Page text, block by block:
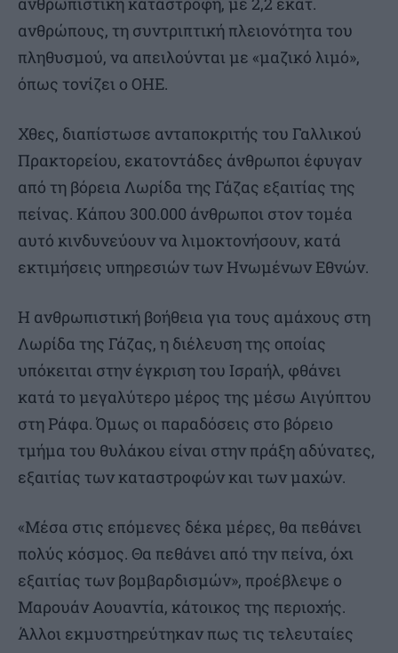
ανθρώπους, τη συντριπτική πλειονότητα του
πληθυσμού, να απειλούνται με «μαζικό λιμό»,
όπως τονίζει ο ΟΗΕ.
Χθες, διαπίστωσε ανταποκριτής του Γαλλικού
Πρακτορείου, εκατοντάδες άνθρωποι έφυγαν
από τη βόρεια Λωρίδα της Γάζας εξαιτίας της
πείνας. Κάπου 300.000 άνθρωποι στον τομέα
αυτό κινδυνεύουν να λιμοκτονήσουν, κατά
εκτιμήσεις υπηρεσιών των Ηνωμένων Εθνών.
Η ανθρωπιστική βοήθεια για τους αμάχους στη
Λωρίδα της Γάζας, η διέλευση της οποίας
υπόκειται στην έγκριση του Ισραήλ, φθάνει
κατά το μεγαλύτερο μέρος της μέσω Αιγύπτου
στη Ράφα. Όμως οι παραδόσεις στο βόρειο
τμήμα του θυλάκου είναι στην πράξη αδύνατες,
εξαιτίας των καταστροφών και των μαχών.
«Μέσα στις επόμενες δέκα μέρες, θα πεθάνει
πολύς κόσμος. Θα πεθάνει από την πείνα, όχι
εξαιτίας των βομβαρδισμών», προέβλεψε ο
Μαρουάν Αουαντία, κάτοικος της περιοχής.
Άλλοι εκμυστηρεύτηκαν πως τις τελευταίες